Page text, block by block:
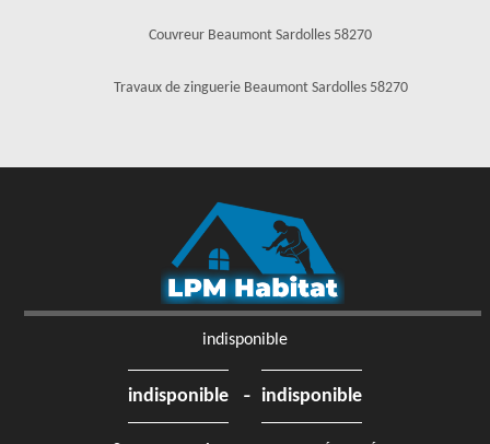
Couvreur Beaumont Sardolles 58270
Travaux de zinguerie Beaumont Sardolles 58270
indisponible
indisponible - indisponible